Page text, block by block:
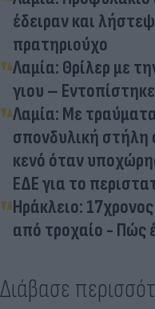
έδειραν και
πρατηριούχο
Λαμία: Θρίλερ με
γιου –
Λαμία: Με
σπονδυλική στήλη
κενό όταν
ΕΔΕ για το
Ηράκλειο:
από τροχαίο - Πώς
Διάβασε